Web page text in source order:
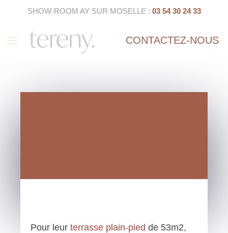
SHOW-ROOM AY SUR MOSELLE : 03 54 30 24 33
a CONTACTEZ-NOUS
Pour leurterrasse plain-pied de 53m2,